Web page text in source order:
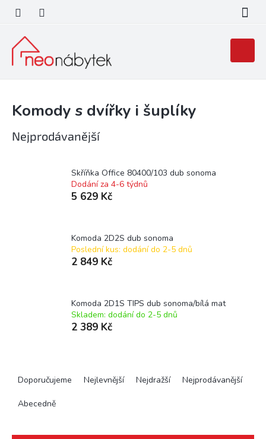
obsah
košík
Komody s dvířky i šuplíky
Nejprodávanější
Skříňka Office 80400/103 dub sonoma
Dodání za 4-6 týdnů
5 629 Kč
Komoda 2D2S dub sonoma
Poslední kus: dodání do 2-5 dnů
2 849 Kč
Komoda 2D1S TIPS dub sonoma/bílá mat
Skladem: dodání do 2-5 dnů
2 389 Kč
Doporučujeme Nejlevnější Nejdražší Nejprodávanější
Abecedně